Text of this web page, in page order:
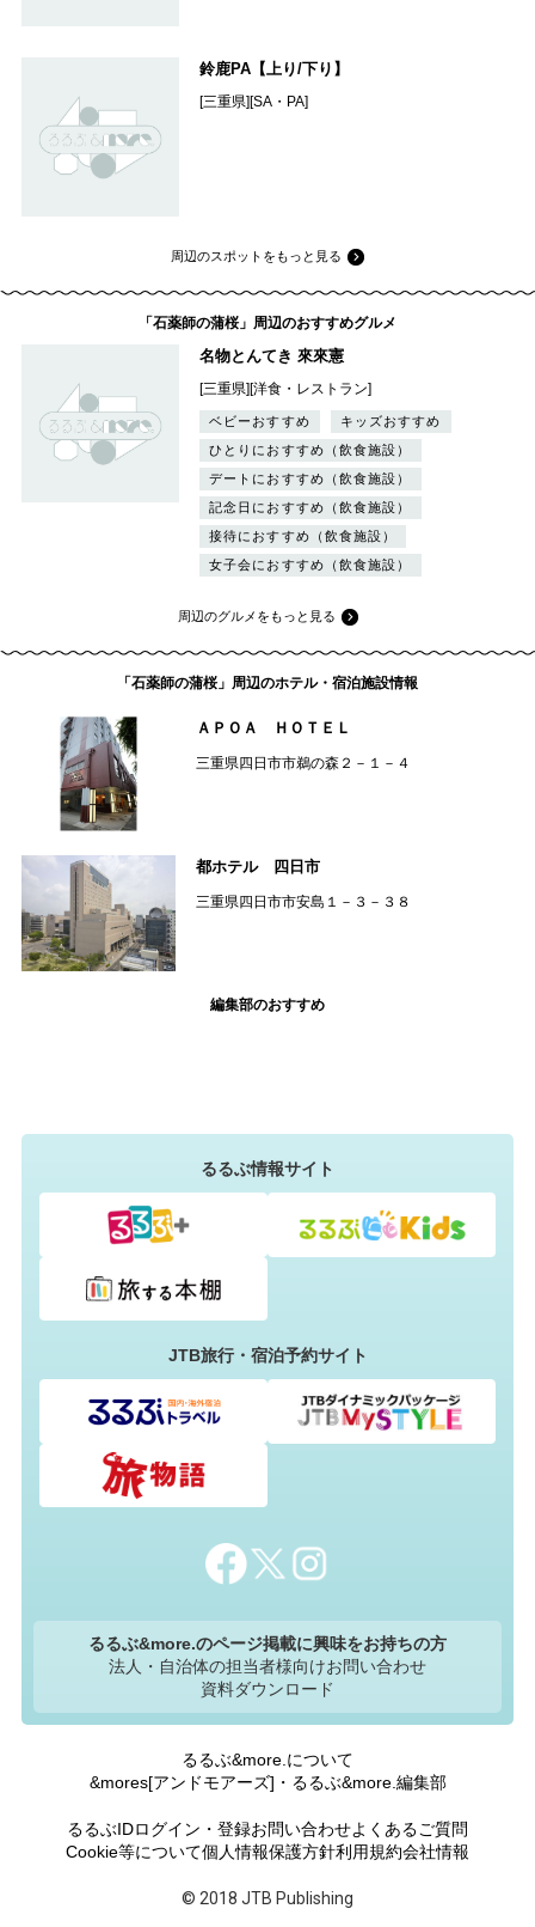
鈴鹿PA【上り/下り】
[三重県][SA・PA]
周辺のスポットをもっと見る
「石薬師の蒲桜」周辺のおすすめグルメ
名物とんてき 來來憲
[三重県][洋食・レストラン]
ベビーおすすめ
キッズおすすめ
ひとりにおすすめ（飲食施設）
デートにおすすめ（飲食施設）
記念日におすすめ（飲食施設）
接待におすすめ（飲食施設）
女子会におすすめ（飲食施設）
周辺のグルメをもっと見る
「石薬師の蒲桜」周辺のホテル・宿泊施設情報
ＡＰＯＡ ＨＯＴＥＬ
三重県四日市市鵜の森２－１－４
都ホテル 四日市
三重県四日市市安島１－３－３８
編集部のおすすめ
るるぶ情報サイト
JTB旅行・宿泊予約サイト
るるぶ&more.のページ掲載に興味をお持ちの方
法人・自治体の担当者様向けお問い合わせ
資料ダウンロード
るるぶ&more.について
&mores[アンドモアーズ]・るるぶ&more.編集部
るるぶIDログイン・登録お問い合わせよくあるご質問
Cookie等について個人情報保護方針利用規約会社情報
© 2018 JTB Publishing